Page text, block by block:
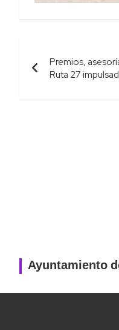
Navegación
de
entradas
Premios,
Ruta 27
Ayuntamiento